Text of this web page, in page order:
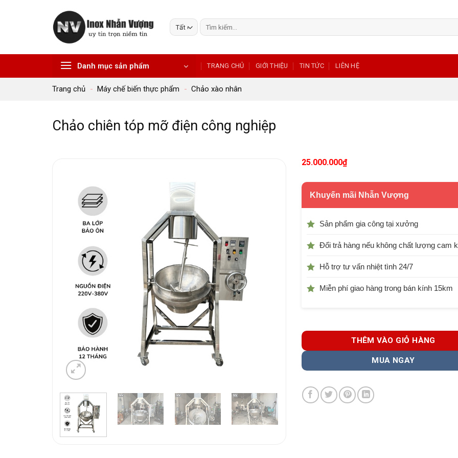
Tìm
kiếm:
Danh mục sản phẩm TRANG CHỦ GIỚI THIỆU TIN TỨC LIÊN HỆ
Trang chủ - Máy chế biến thực phẩm - Chảo xào nhân
Chảo chiên tóp mỡ điện công nghiệp
25.000.000₫
Khuyến mãi Nhẫn Vượng
Sản phẩm gia công tại xưởng
Đổi trả hàng nếu không chất lượng cam
Hỗ trợ tư vấn nhiệt tình 24/7
Miễn phí giao hàng trong bán kính 15km
THÊM VÀO GIỎ HÀNG
MUA NGAY